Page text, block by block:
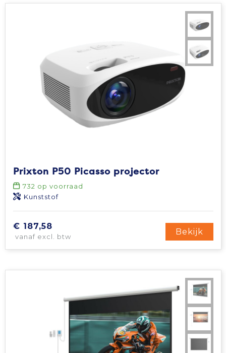
Prixton P50 Picasso projector
732 op voorraad
Kunststof
€ 187,58
vanaf excl. btw
Bekijk